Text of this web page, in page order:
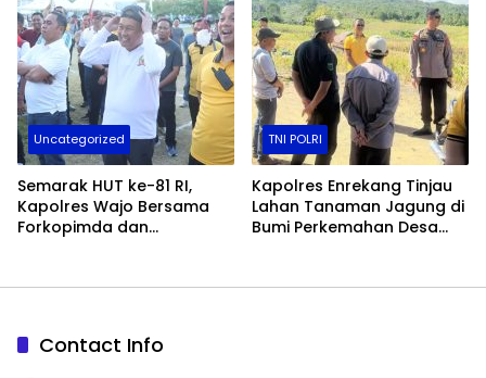
Uncategorized
Semarak HUT ke-81 RI,
Kapolres Wajo Bersama
Forkopimda dan
TNI POLRI
Kapolres Enrekang Tinjau
Lahan Tanaman Jagung di
Bumi Perkemahan Desa
Contact Info